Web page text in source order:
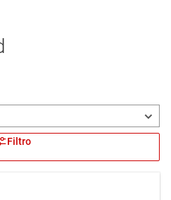
4 canales, 2 entradas, 2 V